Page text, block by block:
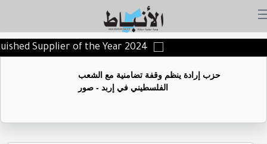
Supplier of the Year 2024
حزب إرادة ينظم وقفة تضامنية مع الشعب
الفلسطيني في إربد - صور